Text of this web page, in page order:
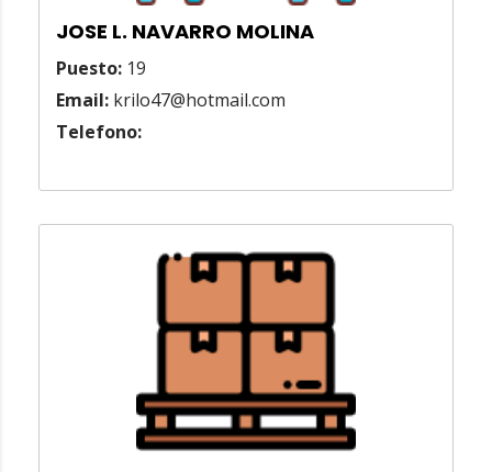
JOSE L. NAVARRO MOLINA
Puesto: 19
Email: krilo47@hotmail.com
Telefono: